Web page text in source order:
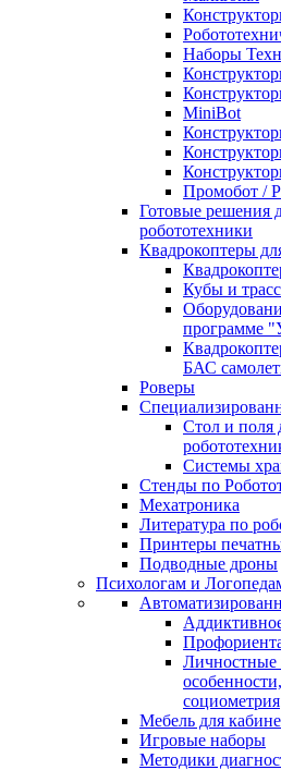
Наборы
MiniBot
Промобот /
Готовые решения
робототехники
Квадрокоптеры
Кубы и
программе
БАС
Роверы
Стол и поля
Системы
Стенды по
Мехатроника
Литература по
Принтеры
Подводные дроны
Психологам и
Личностные
социометрия
Мебель для
Игровые наборы
Методики